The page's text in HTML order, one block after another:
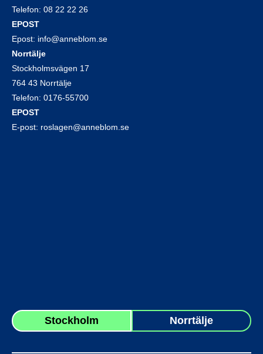
Telefon: 08 22 22 26
EPOST
Epost: info@anneblom.se
Norrtälje
Stockholmsvägen 17
764 43 Norrtälje
Telefon: 0176-55700
EPOST
E-post: roslagen@anneblom.se
Stockholm Norrtälje